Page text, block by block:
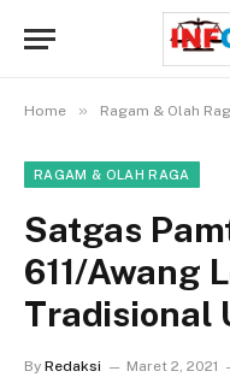
Home » Ragam & Olah
RAGAM & OLAH RAGA
Satgas
611/Awang
Tradisional
By Redaksi Maret 2, 2021